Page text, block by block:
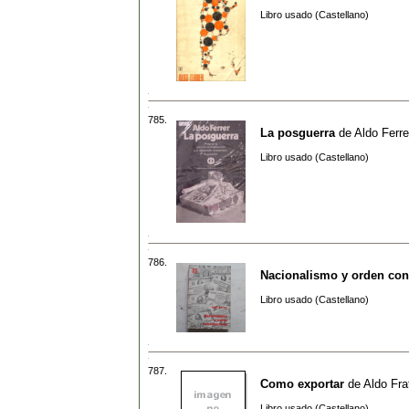
Libro usado (Castellano)
785.
La posguerra de Aldo
Libro usado (Castellano)
786.
Nacionalismo y orden
Libro usado (Castellano)
787.
Como exportar de Aldo